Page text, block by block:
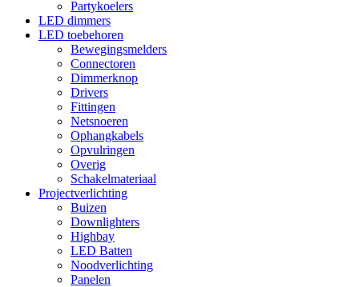
Partykoelers
LED dimmers
LED toebehoren
Bewegingsmelders
Connectoren
Dimmerknop
Drivers
Fittingen
Netsnoeren
Ophangkabels
Opvulringen
Overig
Schakelmateriaal
Projectverlichting
Buizen
Downlighters
Highbay
LED Batten
Noodverlichting
Panelen